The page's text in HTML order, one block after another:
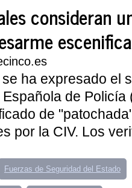
consideran
ha expresado el
de Policía
de
por la CIV. Los
Fuerzas de Seguridad del Estado